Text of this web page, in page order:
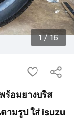
1/16
ร้อมยางบริส
ามรูป ใส่ isuzu